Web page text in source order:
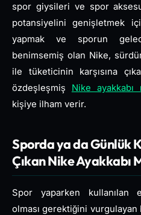
spor giysileri ve spor
potansiyelini genişletmek
yapmak ve sporun
benimsemiş olan Nike,
ile tüketicinin karşısına
özdeşleşmiş Nike ayakkabı
kişiye ilham verir.
Sporda ya da Günlük
Çıkan Nike Ayakkabı
Spor yaparken kullanılan
olması gerektiğini